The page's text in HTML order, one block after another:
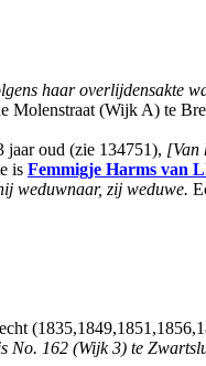
haar overlijdensakte
Molenstraat (Wijk A) te
jaar oud (zie 134751), [Van
is Femmigje Harms van
weduwnaar, zij weduwe.
No. 162 (Wijk 3) te